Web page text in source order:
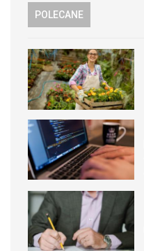
POLECANE